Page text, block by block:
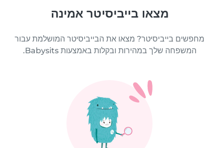
מצאו בייביסיטר אמינה
מחפשים בייביסיטר? מצאו את הבייביסיטר המושלמת עבור
המשפחה שלך במהירות ובקלות באמצעות Babysits.